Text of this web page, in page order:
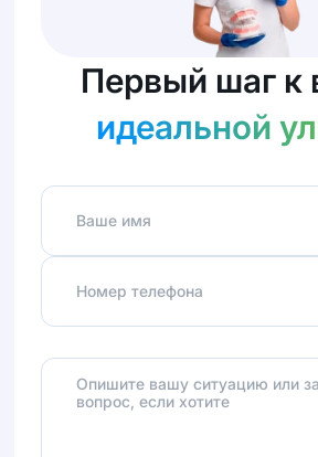
Первый шаг к
идеальной
Ваше имя
Номер телефона
Опишите вашу ситуацию или
вопрос, если хотите